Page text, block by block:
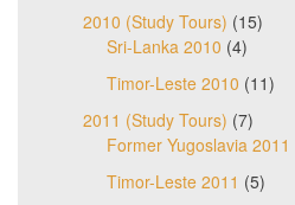
2010 (Study Tours) (15)
Sri-Lanka 2010 (4)
Timor-Leste 2010 (11)
2011 (Study Tours) (7)
Former Yugoslavia 2011
Timor-Leste 2011 (5)